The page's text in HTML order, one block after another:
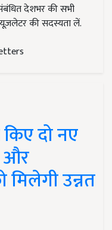
देशभर की सभी
की सदस्यता लें.
दो नए
और
मिलेगी उन्नत